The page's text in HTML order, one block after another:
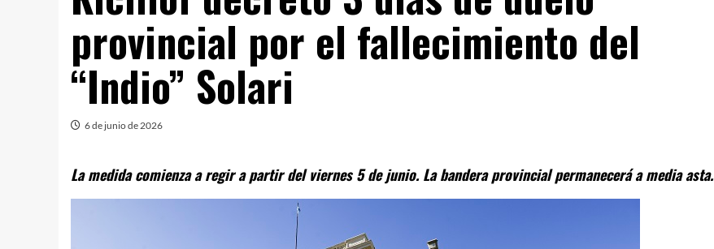
provincial por el fallecimiento del
“Indio” Solari
6 de junio de 2026
La medida comienza a regir a partir del viernes 5 de junio. La bandera provincial permanecerá a media asta.